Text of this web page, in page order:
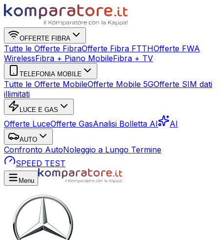
OFFERTE FIBRA
Tutte le Offerte FibraOfferte Fibra FTTHOfferte FWA
WirelessFibra + Piano MobileFibra + TV
TELEFONIA MOBILE
Tutte le Offerte MobileOfferte Mobile 5GOfferte SIM dati
illimitati
LUCE E GAS
Offerte LuceOfferte GasAnalisi Bolletta AI AI
AUTO
Confronto AutoNoleggio a Lungo Termine
SPEED TEST
Menu